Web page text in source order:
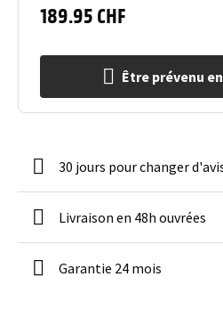
189.95 CHF
Être prévenu
30 jours pour changer
Livraison en 48h ouvrées
Garantie 24 mois